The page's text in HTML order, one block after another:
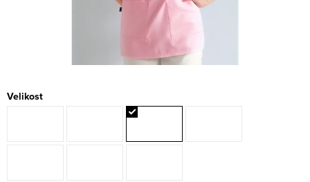
Velikost